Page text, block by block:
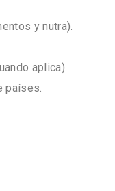
y nutra).
aplica).
países.